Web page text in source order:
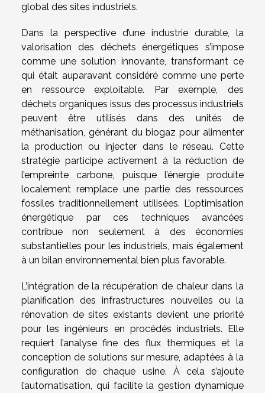
global des sites industriels.
Dans la perspective d’une industrie durable, la
valorisation des déchets énergétiques s’impose
comme une solution innovante, transformant ce
qui était auparavant considéré comme une perte
en ressource exploitable. Par exemple, des
déchets organiques issus des processus industriels
peuvent être utilisés dans des unités de
méthanisation, générant du biogaz pour alimenter
la production ou injecter dans le réseau. Cette
stratégie participe activement à la réduction de
l’empreinte carbone, puisque l’énergie produite
localement remplace une partie des ressources
fossiles traditionnellement utilisées. L’optimisation
énergétique par ces techniques avancées
contribue non seulement à des économies
substantielles pour les industriels, mais également
à un bilan environnemental bien plus favorable.
L’intégration de la récupération de chaleur dans la
planification des infrastructures nouvelles ou la
rénovation de sites existants devient une priorité
pour les ingénieurs en procédés industriels. Elle
requiert l’analyse fine des flux thermiques et la
conception de solutions sur mesure, adaptées à la
configuration de chaque usine. À cela s’ajoute
l’automatisation, qui facilite la gestion dynamique